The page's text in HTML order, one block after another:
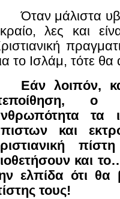
Όταν μάλιστα
λες και
το Ισλάμ, τότε θα
Εάν λοιπόν,
ο
τα
και
και
ελπίδα ότι θα
τους!